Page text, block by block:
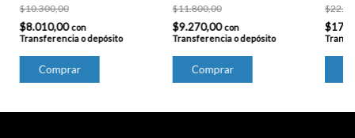
$10.300,00
$8.010,00con
Transferencia o depósito
$11.800,00
$9.270,00con
Transferencia o depósito